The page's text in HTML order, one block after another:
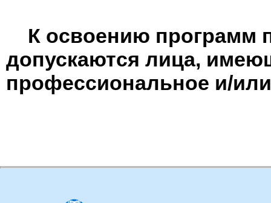
К освоению программ
допускаются лица,
профессиональное и/